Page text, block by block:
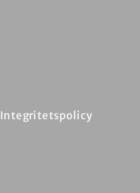
Integritetspolicy